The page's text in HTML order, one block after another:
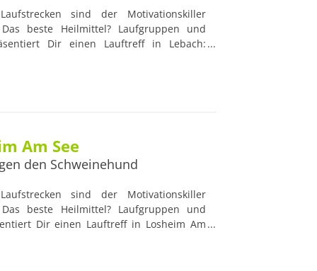
sind der Motivationskiller
beste Heilmittel? Laufgruppen und
Dir einen Lauftreff in Lebach:
werden von professionellen und
Am See
den Schweinehund
sind der Motivationskiller
beste Heilmittel? Laufgruppen und
Dir einen Lauftreff in Losheim Am
werden von professionellen und